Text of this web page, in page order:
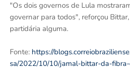
"Os dois governos de Lula
governar para todos", reforçou
partidária alguma.
Fonte: https://
sa/2022/10/10/jamal-bittar-da-